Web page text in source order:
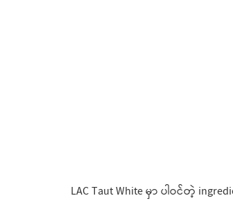
LAC Taut White မှာ ပါဝင်တဲ့